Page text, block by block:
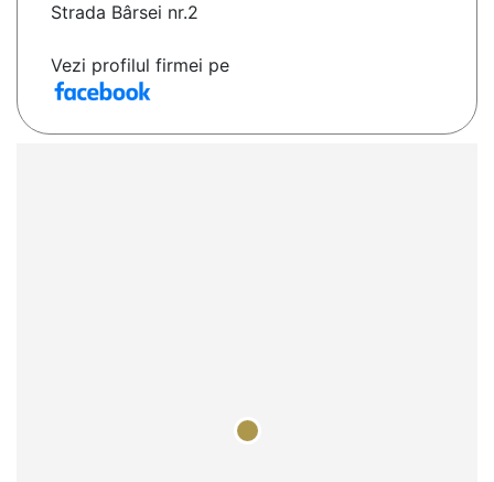
Strada Bârsei nr.2
Vezi profilul firmei pe